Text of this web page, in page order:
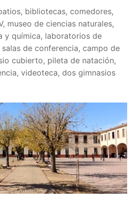
bibliotecas, comedores,
museo de ciencias naturales,
y química, laboratorios de
de conferencia, campo de
cubierto, pileta de natación,
videoteca, dos gimnasios